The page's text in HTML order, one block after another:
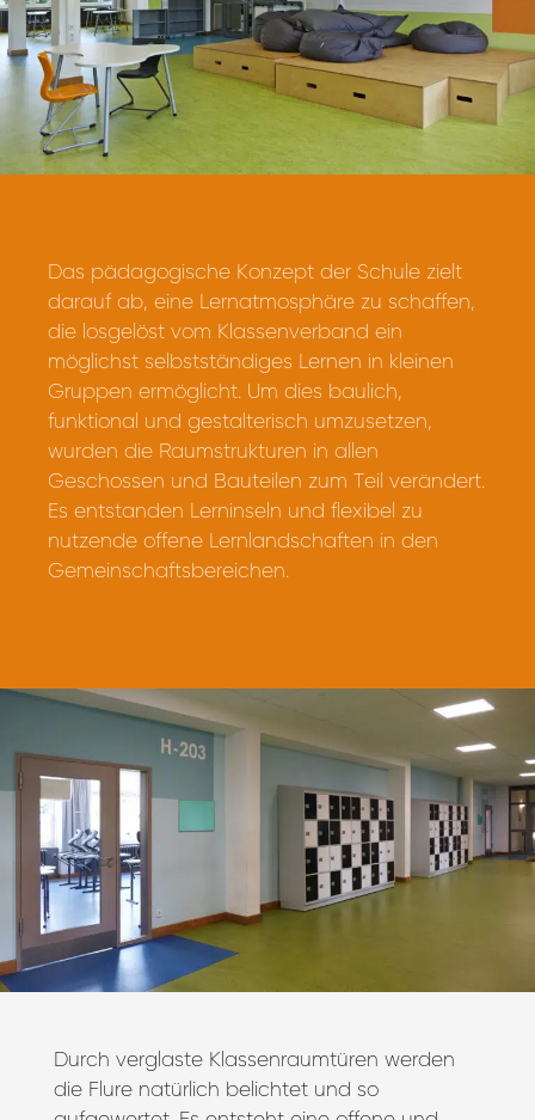
Das pädagogische Konzept der Schule zielt
darauf ab, eine Lernatmosphäre zu schaffen,
die losgelöst vom Klassenverband ein
möglichst selbstständiges Lernen in kleinen
Gruppen ermöglicht. Um dies baulich,
funktional und gestalterisch umzusetzen,
wurden die Raumstrukturen in allen
Geschossen und Bauteilen zum Teil verändert.
Es entstanden Lerninseln und flexibel zu
nutzende offene Lernlandschaften in den
Gemeinschaftsbereichen.
Durch verglaste Klassenraumtüren werden
die Flure natürlich belichtet und so